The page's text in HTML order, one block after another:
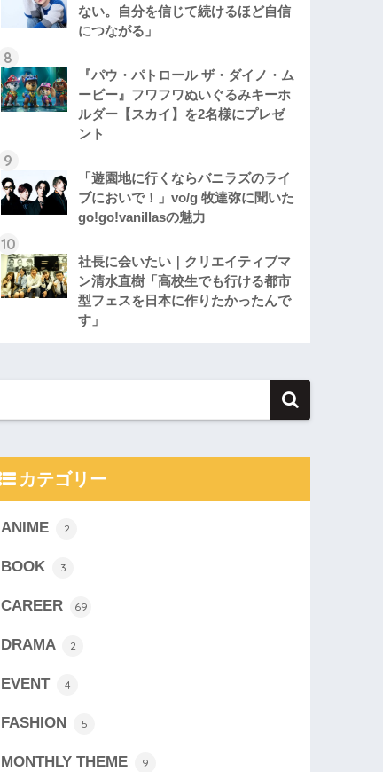
ない。自分を信じて続けるほど自信
につながる」
『パウ・パトロール ザ・ダイノ・ム
ービー』フワフワぬいぐるみキーホ
ルダー【スカイ】を2名様にプレゼ
ント
「遊園地に行くならバニラズのライ
ブにおいで！」vo/g 牧達弥に聞いた
go!go!vanillasの魅力
社長に会いたい｜クリエイティブマ
ン清水直樹「高校生でも行ける都市
型フェスを日本に作りたかったんで
す」
カテゴリー
ANIME 2
BOOK 3
CAREER 69
DRAMA 2
EVENT 4
FASHION 5
MONTHLY THEME 9